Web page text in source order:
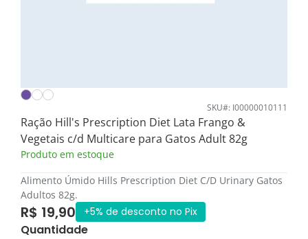
SKU#: I00000010111
Ração Hill's Prescription Diet Lata Frango &
Vegetais c/d Multicare para Gatos Adult 82g
Produto em estoque
Alimento Úmido Hills Prescription Diet C/D Urinary Gatos
Adultos 82g.
R$ 19,90 +5% de desconto no Pix
Quantidade